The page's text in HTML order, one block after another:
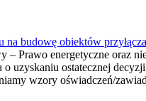
budowę obiektów
– Prawo energetyczne
uzyskaniu ostatecznej
wzory oświadczeń/